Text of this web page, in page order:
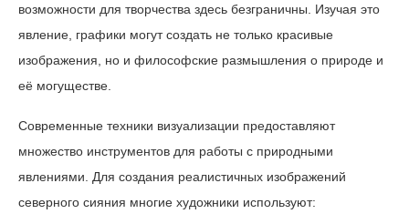
возможности для творчества здесь безграничны. Изучая это
явление, графики могут создать не только красивые
изображения, но и философские размышления о природе и
её могуществе.
Современные техники визуализации предоставляют
множество инструментов для работы с природными
явлениями. Для создания реалистичных изображений
северного сияния многие художники используют: